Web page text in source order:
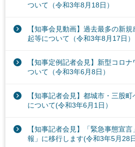
ついて（令和3年8月18日）
【知事会見動画】過去最多の新
起等について（令和3年8月17日）
【知事定例記者会見】新型コロ
ついて（令和3年6月8日）
【知事記者会見】都城市・三股
について(令和3年6月1日）
【知事記者会見】「緊急事態宣
報」に移行します(令和3年5月28日